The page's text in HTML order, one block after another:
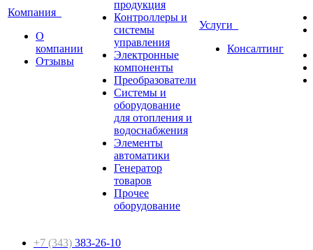
Компания
О
компании
Отзывы
продукция
Контроллеры и
системы
управления
Электронные
компоненты
Преобразователи
Системы и
оборудование
для отопления и
водоснабжения
Элементы
автоматики
Генератор
товаров
Прочее
оборудование
Услуги
Консалтинг
+7 (343) 383-26-10